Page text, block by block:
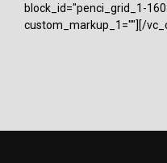
block_id="penci_grid_1-
custom_markup_1=""][/